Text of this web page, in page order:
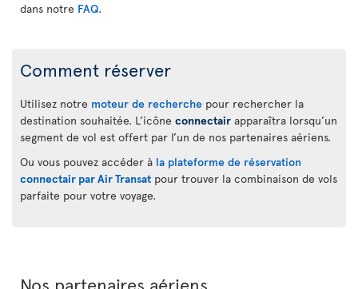
dans notre FAQ.
Comment réserver
Utilisez notre moteur de recherche pour rechercher la
destination souhaitée. L’icône connectair apparaîtra lorsqu’un
segment de vol est offert par l’un de nos partenaires aériens.
Ou vous pouvez accéder à la plateforme de réservation
connectair par Air Transat pour trouver la combinaison de vols
parfaite pour votre voyage.
Nos partenaires aériens